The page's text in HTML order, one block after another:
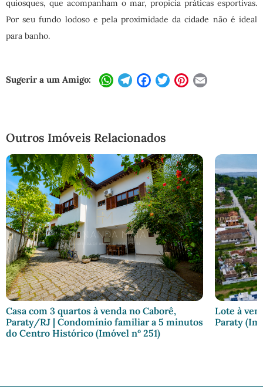
quiosques, que acompanham o mar, propicia práticas esportivas.
Por seu fundo lodoso e pela proximidade da cidade não é ideal
para banho.
Sugerir a um Amigo: WhatsApp
TelegramFacebookTwitterPinterest
Outros Imóveis Relacionados
Casa com 3 quartos à venda no Caborê,
Paraty/RJ | Condomínio familiar a 5 minutos
do Centro Histórico (Imóvel nº 251)
Lote à
Paraty